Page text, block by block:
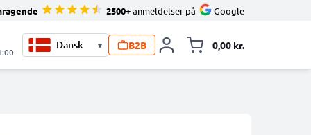
2500+anmeldelser på Google
▾ B2B 0,00 kr.